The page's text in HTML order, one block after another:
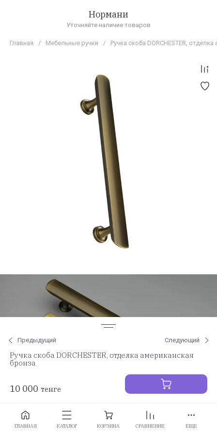
Нормани
Уточняйте наличие товаров
Главная / Мебельные ручки / Ручка скоба DORCHESTER,
Предыдущий Следующий
Ручка скоба DORCHESTER, отделка американская
бронза
10 000 тенге
Заказать
ГЛАВНАЯ КАТАЛОГ КОРЗИНА СРАВНЕНИЕ ЕЩЕ